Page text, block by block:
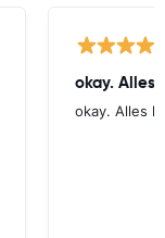
okay. Alles
okay. Alles